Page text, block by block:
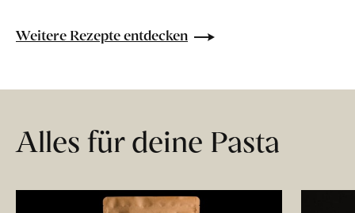
Weitere Rezepte entdecken
Alles für deine Pasta